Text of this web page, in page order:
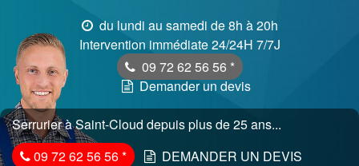
du lundi au samedi de 8h à 20h
Intervention immédiate 24/24H 7/7J
09 72 62 56 56 *
Demander un devis
Serrurier à Saint-Cloud depuis plus de 25 ans...
09 72 62 56 56* DEMANDER UN DEVIS